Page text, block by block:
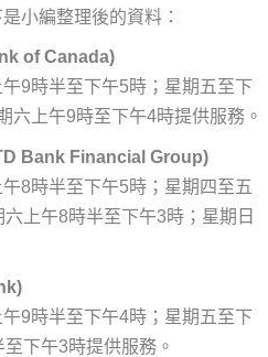
小編整理後的資料：
of Canada)
9時半至下午5時；星期五至下
六上午9時至下午4時提供服務。
Bank Financial Group)
8時半至下午5時；星期四至五
上午8時半至下午3時；星期日
9時半至下午4時；星期五至下
下午3時提供服務。